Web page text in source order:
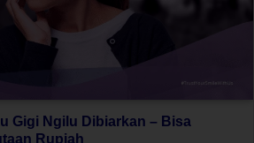
Gigi Ngilu Dibiarkan – Bisa
Rupiah